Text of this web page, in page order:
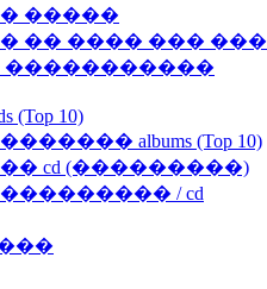
�����
�� ���� ���
�����������
(Top 10)
albums (Top 10)
cd (���������)
/ cd